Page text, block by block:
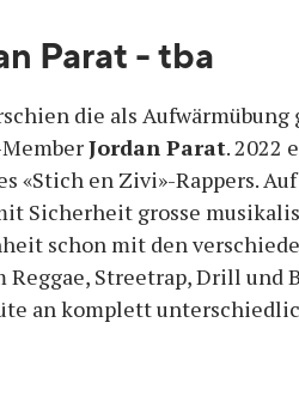
Parat - tba
die als
Jordan Parat. 2022
«Stich en Zivi»-Rappers.
Sicherheit grosse
schon mit den
Reggae, Streetrap, Drill und
an komplett